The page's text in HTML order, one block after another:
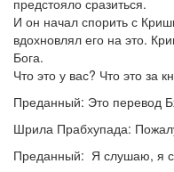
предстояло сразиться.
И он начал спорить с
вдохновлял его на это.
Бога.
Что это у вас? Что это за
Преданный: Это перевод
Шрила Прабхупада:
Преданный: Я слушаю, я